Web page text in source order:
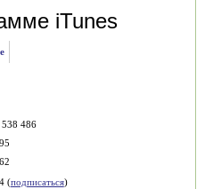
iTunes
538 486
(подписаться)